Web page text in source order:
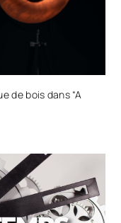
de bois dans “A